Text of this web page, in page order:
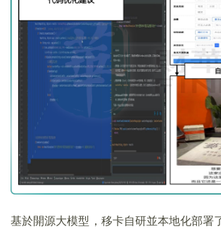
基於開源大模型，移卡自研並本地化部署